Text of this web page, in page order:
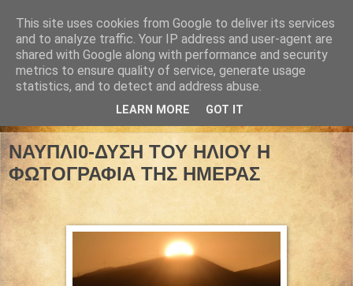
22 Νοεμβρίου 2021
ΝΑΥΠΛΙ0-ΔΥΣΗ ΤΟΥ ΗΛΙΟΥ Η
ΦΩΤΟΓΡΑΦΙΑ ΤΗΣ ΗΜΕΡΑΣ
This site uses cookies from Google to deliver its services
and to analyze traffic. Your IP address and user-agent are
shared with Google along with performance and security
metrics to ensure quality of service, generate usage
statistics, and to detect and address abuse.
LEARN MORE GOT IT